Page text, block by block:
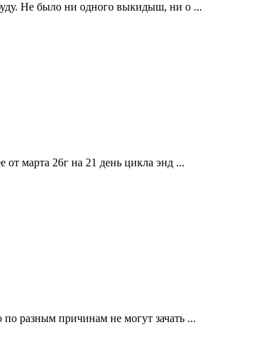
Не было ни одного выкидыш, ни о ...
от марта 26г на 21 день цикла энд ...
разным причинам не могут зачать ...